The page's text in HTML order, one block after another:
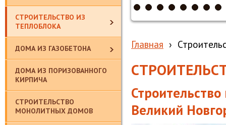
СТРОИТЕЛЬСТВО ИЗ
ТЕПЛОБЛОКА
ДОМА ИЗ ГАЗОБЕТОНА
ДОМА ИЗ ПОРИЗОВАННОГО
КИРПИЧА
СТРОИТЕЛЬСТВО
МОНОЛИТНЫХ ДОМОВ
Главная ›
Великий